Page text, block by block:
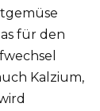
für den
Kalzium,